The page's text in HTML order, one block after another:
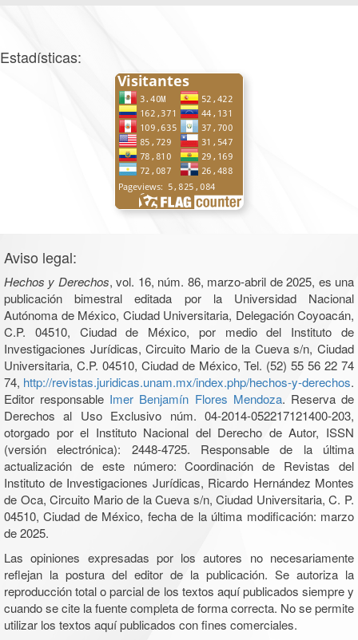
Estadísticas:
Aviso legal:
Hechos y Derechos, vol. 16, núm. 86, marzo-abril de 2025, es una
publicación bimestral editada por la Universidad Nacional
Autónoma de México, Ciudad Universitaria, Delegación Coyoacán,
C.P. 04510, Ciudad de México, por medio del Instituto de
Investigaciones Jurídicas, Circuito Mario de la Cueva s/n, Ciudad
Universitaria, C.P. 04510, Ciudad de México, Tel. (52) 55 56 22 74
74, http://revistas.juridicas.unam.mx/index.php/hechos-y-derechos.
Editor responsable Imer Benjamín Flores Mendoza. Reserva de
Derechos al Uso Exclusivo núm. 04-2014-052217121400-203,
otorgado por el Instituto Nacional del Derecho de Autor, ISSN
(versión electrónica): 2448-4725. Responsable de la última
actualización de este número: Coordinación de Revistas del
Instituto de Investigaciones Jurídicas, Ricardo Hernández Montes
de Oca, Circuito Mario de la Cueva s/n, Ciudad Universitaria, C. P.
04510, Ciudad de México, fecha de la última modificación: marzo
de 2025.
Las opiniones expresadas por los autores no necesariamente
reflejan la postura del editor de la publicación. Se autoriza la
reproducción total o parcial de los textos aquí publicados siempre y
cuando se cite la fuente completa de forma correcta. No se permite
utilizar los textos aquí publicados con fines comerciales.